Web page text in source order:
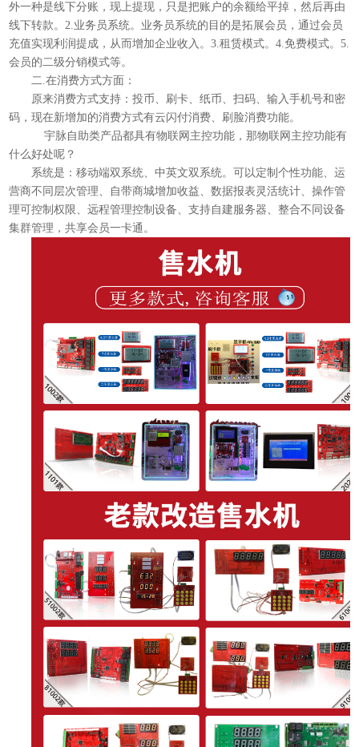
外一种是线下分账，现上提现，只是把账户的余额给平掉，然后再由
线下转款。2.业务员系统。业务员系统的目的是拓展会员，通过会员
充值实现利润提成，从而增加企业收入。3.租赁模式。4.免费模式。5.
会员的二级分销模式等。
二.在消费方式方面：
原来消费方式支持：投币、刷卡、纸币、扫码、输入手机号和密
码，现在新增加的消费方式有云闪付消费、刷脸消费功能。
宇脉自助类产品都具有物联网主控功能，那物联网主控功能有
什么好处呢？
系统是：移动端双系统、中英文双系统。可以定制个性功能、运
营商不同层次管理、自带商城增加收益、数据报表灵活统计、操作管
理可控制权限、远程管理控制设备、支持自建服务器、整合不同设备
集群管理，共享会员一卡通。